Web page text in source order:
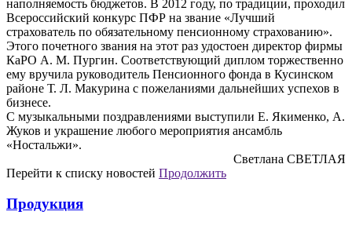
наполняемость бюджетов. В 2012 году, по традиции, проходил
Всероссийский конкурс ПФР на звание «Лучший
страхователь по обязательному пенсионному страхованию».
Этого почетного звания на этот раз удостоен директор фирмы
КаРО А. М. Пургин. Соответствующий диплом торжественно
ему вручила руководитель Пенсионного фонда в Кусинском
районе Т. Л. Макурина с пожеланиями дальнейших успехов в
бизнесе.
С музыкальными поздравлениями выступили Е. Якименко, А.
Жуков и украшение любого мероприятия ансамбль
«Ностальжи».
Светлана СВЕТЛАЯ
Перейти к списку новостей Продолжить
Продукция